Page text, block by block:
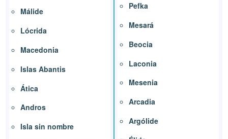
Málide
Lócrida
Macedonia
Islas Abantis
Ática
Andros
Isla sin nombre
Pefka
Mesará
Beocia
Laconia
Mesenia
Arcadia
Argólide